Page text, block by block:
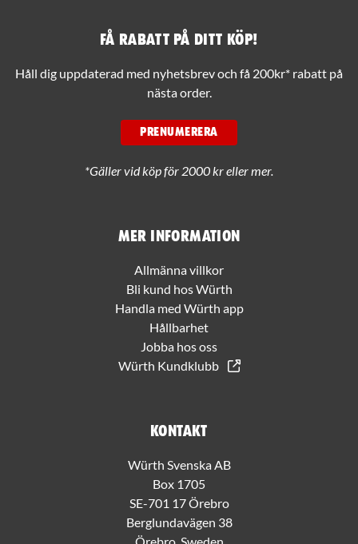
Mer information
Allmänna villkor
Bli kund hos Würth
Handla med Würth app
Hållbarhet
Jobba hos oss
Würth Kundklubb
Kontakt
Würth Svenska AB
Box 1705
SE-701 17 Örebro
Berglundavägen 38
Örebro, Sweden
Få rabatt på ditt köp!
Håll dig uppdaterad med nyhetsbrev och få 200kr* rabatt på
nästa order.
PRENUMERERA
*Gäller vid köp för 2000 kr eller mer.